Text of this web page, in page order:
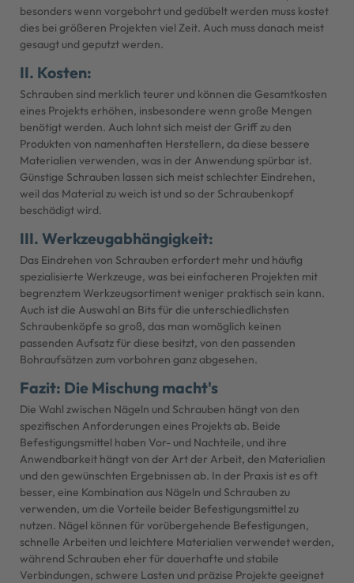
besonders wenn vorgebohrt und gedübelt werden muss kostet
dies bei größeren Projekten viel Zeit. Auch muss danach meist
gesaugt und geputzt werden.
II. Kosten:
Schrauben sind merklich teurer und können die Gesamtkosten
eines Projekts erhöhen, insbesondere wenn große Mengen
benötigt werden. Auch lohnt sich meist der Griff zu den
Produkten von namenhaften Herstellern, da diese bessere
Materialien verwenden, was in der Anwendung spürbar ist.
Günstige Schrauben lassen sich meist schlechter Eindrehen,
weil das Material zu weich ist und so der Schraubenkopf
beschädigt wird.
III. Werkzeugabhängigkeit:
Das Eindrehen von Schrauben erfordert mehr und häufig
spezialisierte Werkzeuge, was bei einfacheren Projekten mit
begrenztem Werkzeugsortiment weniger praktisch sein kann.
Auch ist die Auswahl an Bits für die unterschiedlichsten
Schraubenköpfe so groß, das man womöglich keinen
passenden Aufsatz für diese besitzt, von den passenden
Bohraufsätzen zum vorbohren ganz abgesehen.
Fazit: Die Mischung macht's
Die Wahl zwischen Nägeln und Schrauben hängt von den
spezifischen Anforderungen eines Projekts ab. Beide
Befestigungsmittel haben Vor- und Nachteile, und ihre
Anwendbarkeit hängt von der Art der Arbeit, den Materialien
und den gewünschten Ergebnissen ab. In der Praxis ist es oft
besser, eine Kombination aus Nägeln und Schrauben zu
verwenden, um die Vorteile beider Befestigungsmittel zu
nutzen. Nägel können für vorübergehende Befestigungen,
schnelle Arbeiten und leichtere Materialien verwendet werden,
während Schrauben eher für dauerhafte und stabile
Verbindungen, schwere Lasten und präzise Projekte geeignet